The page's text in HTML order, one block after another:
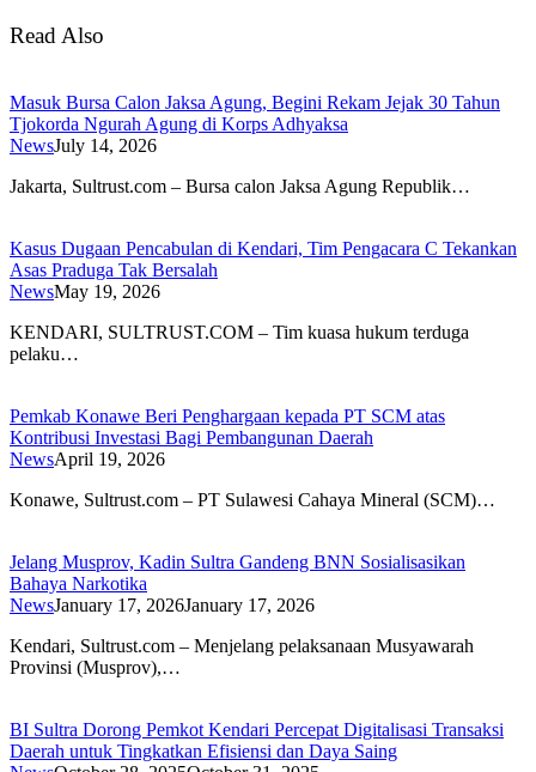
Read Also
Masuk Bursa Calon Jaksa Agung, Begini Rekam Jejak 30 Tahun
Tjokorda Ngurah Agung di Korps Adhyaksa
NewsJuly 14, 2026
​Jakarta, Sultrust.com – Bursa calon Jaksa Agung Republik…
Kasus Dugaan Pencabulan di Kendari, Tim Pengacara C Tekankan
Asas Praduga Tak Bersalah
NewsMay 19, 2026
KENDARI, SULTRUST.COM – Tim kuasa hukum terduga
pelaku…
Pemkab Konawe Beri Penghargaan kepada PT SCM atas
Kontribusi Investasi Bagi Pembangunan Daerah
NewsApril 19, 2026
Konawe, Sultrust.com – PT Sulawesi Cahaya Mineral (SCM)…
Jelang Musprov, Kadin Sultra Gandeng BNN Sosialisasikan
Bahaya Narkotika
NewsJanuary 17, 2026January 17, 2026
Kendari, Sultrust.com – Menjelang pelaksanaan Musyawarah
Provinsi (Musprov),…
BI Sultra Dorong Pemkot Kendari Percepat Digitalisasi Transaksi
Daerah untuk Tingkatkan Efisiensi dan Daya Saing